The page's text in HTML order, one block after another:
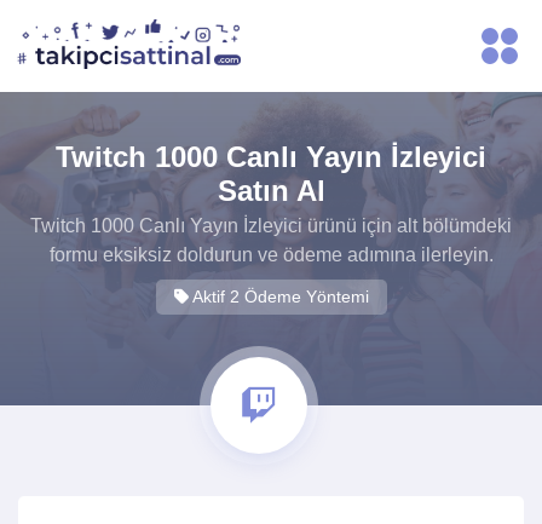
Twitch 1000 Canlı Yayın İzleyici
Satın Al
Twitch 1000 Canlı Yayın İzleyici ürünü için alt bölümdeki
formu eksiksiz doldurun ve ödeme adımına ilerleyin.
Aktif 2 Ödeme Yöntemi